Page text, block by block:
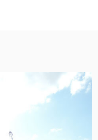
いますが、アクリ
さい。何かお
りとお申し付
申し上げま